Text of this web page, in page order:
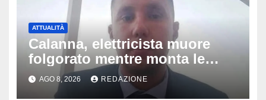
ATTUALITÀ
Calanna, elettricista muore
folgorato mentre monta le
luminarie della festa: chi era
Fabio Calabrò e cosa è
AGO 8, 2026 REDAZIONE